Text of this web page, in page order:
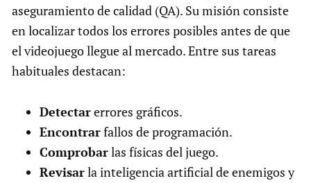
aseguramiento de calidad (QA). Su misión consiste
en localizar todos los errores posibles antes de que
el videojuego llegue al mercado. Entre sus tareas
habituales destacan:
Detectarerrores gráficos.
Encontrarfallos de programación.
Comprobarlas físicas del juego.
Revisarla inteligencia artificial de enemigos y